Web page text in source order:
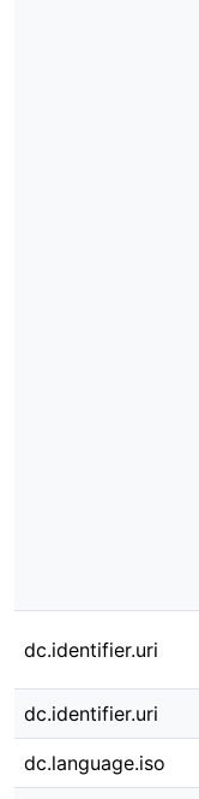
dc.identifier.uri
dc.identifier.uri
dc.language.iso